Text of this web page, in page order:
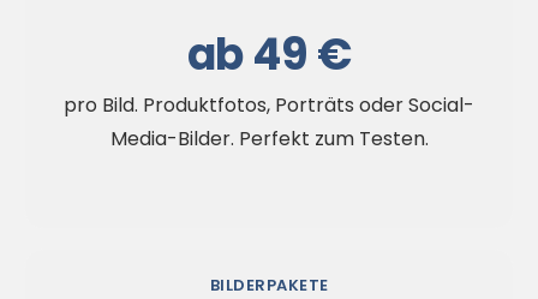
ab 49 €
pro Bild. Produktfotos, Porträts oder Social-
Media-Bilder. Perfekt zum Testen.
BILDERPAKETE